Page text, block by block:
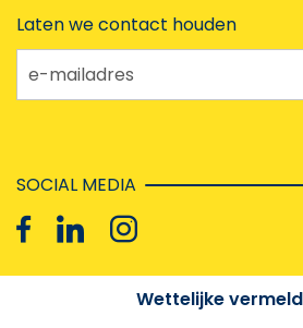
Laten we contact houden
e-mailadres
SOCIAL MEDIA
Wettelijke